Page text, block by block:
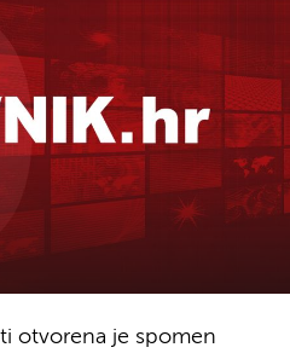
otvorena je spomen